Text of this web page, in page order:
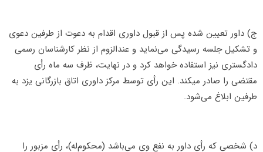
ج) داور تعیین شده پس از قبول داوری اقدام به دعوت از طرفین دعوی
و تشکیل جلسه رسیدگی می‌نماید و عندالزوم از نظر کارشناسان رسمی
دادگستری نیز استفاده خواهد کرد و در نهایت، ظرف سه ماه رأی
مقتضی را صادر می­کند. این رأی توسط مرکز داوری اتاق بازرگانی یزد به
طرفین ابلاغ می‌شود.
د) شخصی که رأی داور به نفع وی می‌باشد (محکوم‌له)، رأی مزبور را